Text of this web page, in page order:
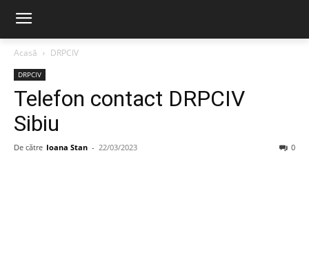
Acasă DRPCIV
DRPCIV
Telefon contact DRPCIV
Sibiu
De către Ioana Stan - 22/03/2023 0